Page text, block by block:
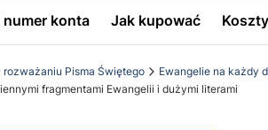
numer konta Jak kupować
rozważaniu Pisma Świętego Ewangelie na każdy
fragmentami Ewangelii i dużymi literami